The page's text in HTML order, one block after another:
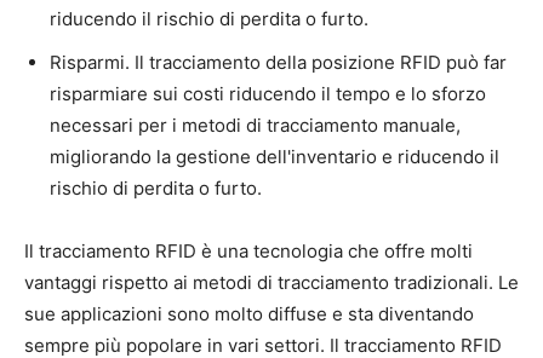
riducendo il rischio di perdita o furto.
Risparmi. Il tracciamento della posizione RFID può far
risparmiare sui costi riducendo il tempo e lo sforzo
necessari per i metodi di tracciamento manuale,
migliorando la gestione dell'inventario e riducendo il
rischio di perdita o furto.
Il tracciamento RFID è una tecnologia che offre molti
vantaggi rispetto ai metodi di tracciamento tradizionali. Le
sue applicazioni sono molto diffuse e sta diventando
sempre più popolare in vari settori. Il tracciamento RFID